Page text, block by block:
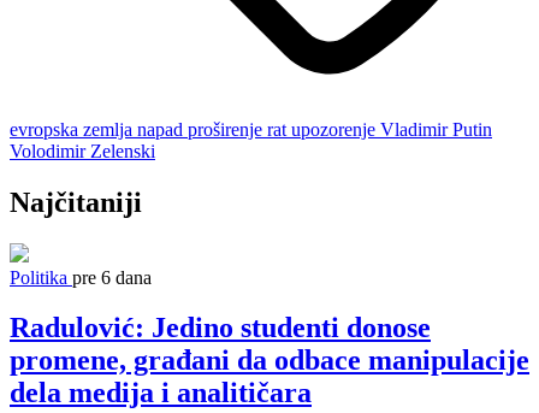
evropska zemlja napad proširenje rat upozorenje Vladimir Putin
Volodimir Zelenski
Najčitaniji
Politika pre 6 dana
Radulović: Jedino studenti donose
promene, građani da odbace manipulacije
dela medija i analitičara